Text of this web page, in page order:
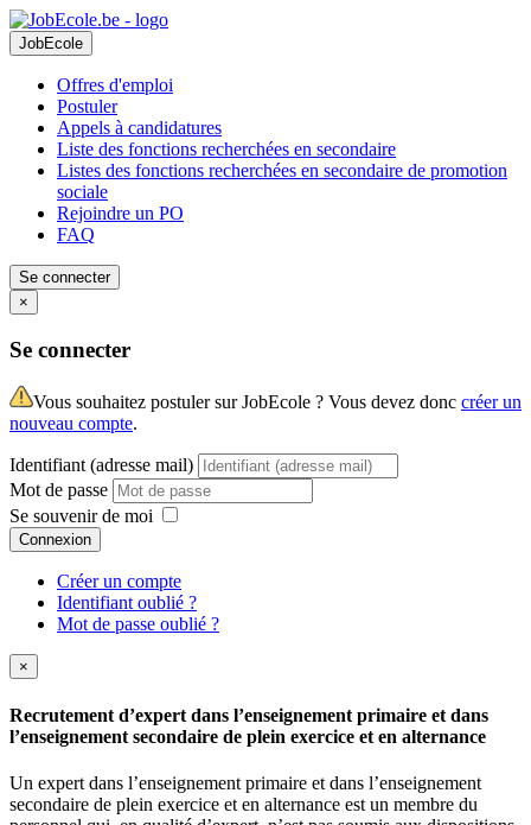
JobEcole
Offres d'emploi
Postuler
Appels à candidatures
Liste des fonctions recherchées en secondaire
Listes des fonctions recherchées en secondaire de promotion
sociale
Rejoindre un PO
FAQ
Se connecter
×
Se connecter
Vous souhaitez postuler sur JobEcole ? Vous devez donc créer un
nouveau compte.
Identifiant (adresse mail)
Mot de passe
Se souvenir de moi
Connexion
Créer un compte
Identifiant oublié ?
Mot de passe oublié ?
×
Recrutement d’expert dans l’enseignement primaire et dans
l’enseignement secondaire de plein exercice et en alternance
Un expert dans l’enseignement primaire et dans l’enseignement
secondaire de plein exercice et en alternance est un membre du